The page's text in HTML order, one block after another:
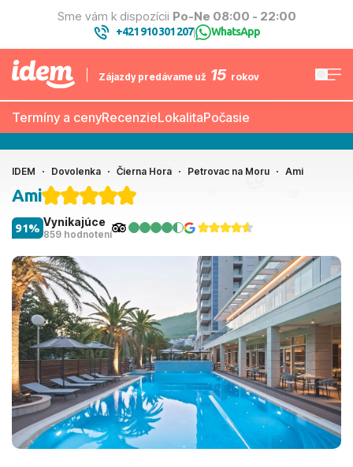
Sme vám k dispozícii Po-Ne 08:00 - 22:00
+421 910 301 207| WhatsApp
Zájazdy predávame už 15 rokov
Termíny a cenyRecenzieLokalitaPočasie
IDEM Dovolenka Čierna Hora Petrovac na Moru Ami
Ami
Vynikajúce
859 hodnotení
91%